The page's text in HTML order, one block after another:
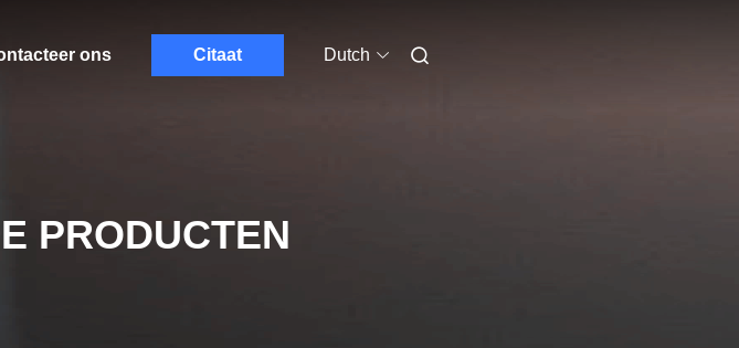
ons Citaat Dutch
PRODUCTEN